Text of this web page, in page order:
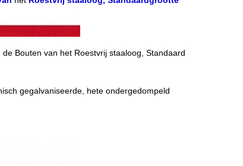
Bouten van het Roestvrij staaloog, Standaard
gegalvaniseerde, hete ondergedompeld